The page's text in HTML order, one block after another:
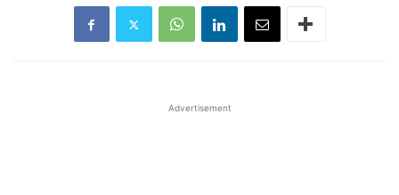
Advertisement